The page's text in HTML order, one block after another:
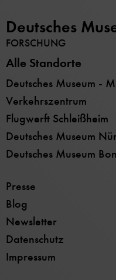
Deutsches
FORSCHUNG
Alle Standorte
Deutsches Museum -
Verkehrszentrum
Flugwerft Schleißheim
Deutsches Museum
Deutsches Museum
Presse
Blog
Newsletter
Datenschutz
Impressum